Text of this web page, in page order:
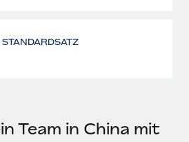
Team in China mit